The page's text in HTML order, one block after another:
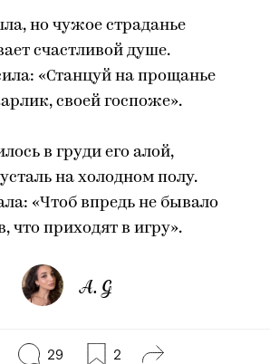
но чужое страданье
счастливой душе.
«Станцуй на прощанье
своей госпоже».
в груди его алой,
на холодном полу.
«Чтоб впредь не бывало
что приходят в игру».
A. G
29 2